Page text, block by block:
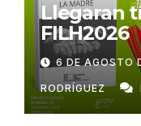
Llegaran
FILH2026
6 DE AGOSTO
RODRÍGUEZ